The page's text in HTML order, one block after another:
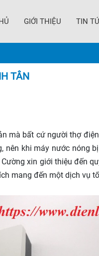
GIỚI THIỆU TIN
TÂN
mà bất cứ người thợ
nên khi máy nước
xin giới thiệu đến
mang đến một dịch vụ